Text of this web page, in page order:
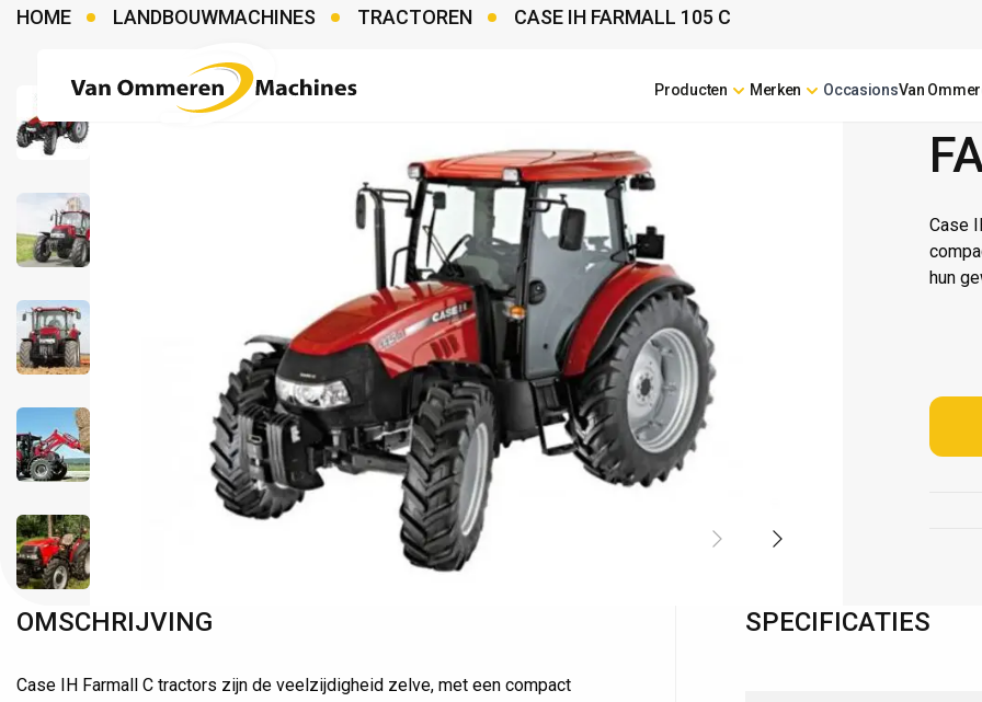
Producten Merken OccasionsVan
HOME LANDBOUWMACHINES TRACTOREN CASE IH FARMALL 105 C
CASE
Case
hun
OMSCHRIJVING
Case IH Farmall C tractors zijn de veelzijdigheid zelve, met een compact
SPECIFICATIES